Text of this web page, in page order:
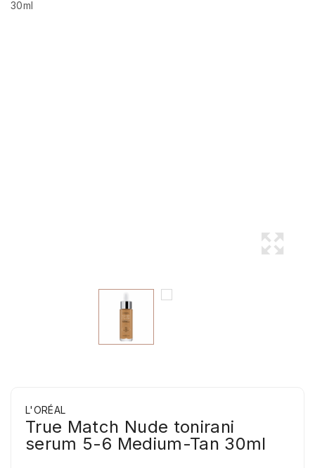
L'ORÉAL
True Match Nude tonirani
serum 5-6 Medium-Tan 30ml